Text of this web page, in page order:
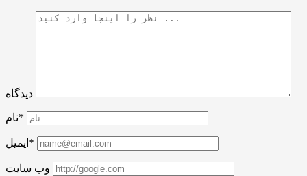
دیدگاه
نام*
ایمیل*
وب سایت